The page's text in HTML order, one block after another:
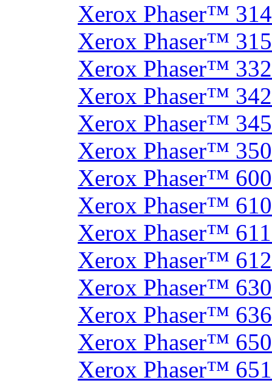
Xerox Phaser™
Xerox Phaser™
Xerox Phaser™
Xerox Phaser™
Xerox Phaser™
Xerox Phaser™
Xerox Phaser™
Xerox Phaser™
Xerox Phaser™
Xerox Phaser™
Xerox Phaser™
Xerox Phaser™
Xerox Phaser™
Xerox Phaser™